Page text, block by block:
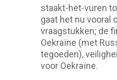
staakt-het-vuren
gaat het nu vooral
vraagstukken; de
Oekraïne (met
tegoeden),
voor Oekraïne.